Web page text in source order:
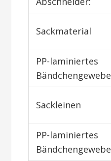
Sackmaterial
PP-laminiertes
Bändchengewebe
Sackleinen
PP-laminiertes
Bändchengewebe